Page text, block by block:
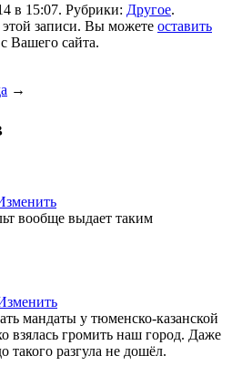
в 15:07. Рубрики: Другое.
этой записи. Вы можете оставить
с Вашего сайта.
→
вообще выдает таким
мандаты у тюменско-казанской
взялась громить наш город. Даже
разгула не дошёл.